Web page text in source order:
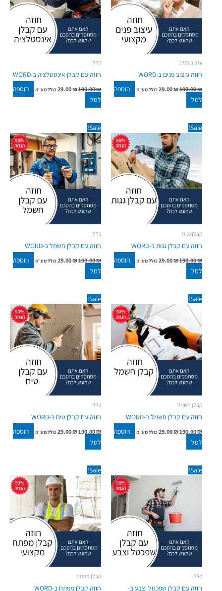
עיצוב פנים
חוזה עיצוב פנים ב-WORD
190.00₪
29.00₪ כולל מע"מ
הוספה
לסל
כללי
חוזה עם קבלן אינסטלציה ב-WORD
190.00₪
29.00₪ כולל מע"מ
הוספה
לסל
Sale!
קבלן גגות
חוזה עם קבלן גגות ב-WORD
190.00₪
המקורי
היה:
190.00 ₪.
29.00₪
הנוכחי
29.00 ₪.
כולל מע"מ
הוספה
לסל
Sale!
כללי
חוזה עם קבלן חשמל ב-WORD
190.00₪
המקורי
היה:
190.00 ₪.
29.00₪
הנוכחי
הוא:
29.00 ₪.
כולל מע"מ
הוספה
לסל
Sale!
קבלן חשמל
חוזה עם קבלן חשמל ב-WORD
190.00₪
המקורי
190.00 ₪.
29.00₪
הנוכחי
הוא:
29.00 ₪.
כולל מע"מ
הוספה
לסל
Sale!
כללי
חוזה עם קבלן טיח ב-WORD
190.00₪
המקורי
29.00₪
הנוכחי
הוא:
29.00 ₪.
כולל מע"מ
הוספה
לסל
Sale!
כללי
חוזה עם קבלן שפכטל וצבע ב-
המקורי
היה:
190.00 ₪.
הנוכחי
29.00 ₪.
Sale!
קבלן מפתח
חוזה קבלן מפתח ב-WORD
המקורי
היה:
190.00 ₪.
הנוכחי
הוא:
29.00 ₪.